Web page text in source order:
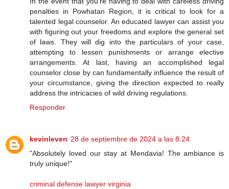
penalties in Powhatan Region, it is critical to look for a
talented legal counselor. An educated lawyer can assist you
with figuring out your freedoms and explore the general set
of laws. They will dig into the particulars of your case,
attempting to lessen punishments or arrange elective
arrangements. At last, having an accomplished legal
counselor close by can fundamentally influence the result of
your circumstance, giving the direction expected to really
address the intricacies of wild driving regulations.
Responder
kevinleven 28 de septiembre de 2024 a las 8:24
"Absolutely loved our stay at Mendavia! The ambiance is
truly unique!"
criminal defense lawyer virginia